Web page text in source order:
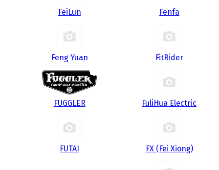
FeiLun Fenfa
Feng Yuan FitRider
FUGGLER FuliHua Electric
FUTAI FX (Fei Xiong)